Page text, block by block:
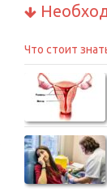
Что стоит